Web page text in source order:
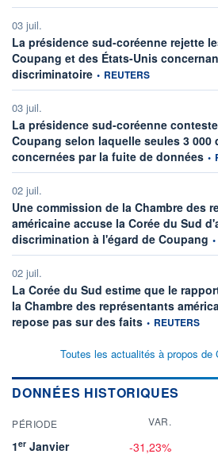
03 juil.
La présidence sud-coréenne rejette
Coupang et des États-Unis
discriminatoire information fournie par
• REUTERS
03 juil.
La présidence sud-coréenne
Coupang selon laquelle seules 3 000
concernées par la fuite de données •
02 juil.
Une commission de la Chambre des
américaine accuse la Corée du Sud
discrimination à l'égard de Coupang •
02 juil.
La Corée du Sud estime que le
la Chambre des représentants
repose pas sur des faits information
• REUTERS
Toutes les actualités à propos de
DONNÉES HISTORIQUES
PÉRIODE VAR.
1er Janvier -31,23%